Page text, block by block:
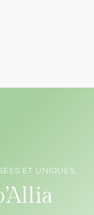
ET UNIQUES,